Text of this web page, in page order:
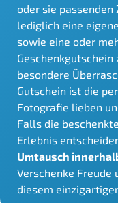
oder sie
lediglich eine
sowie eine oder
besondere
Gutschein ist die
Fotografie lieben
Falls die
Erlebnis
Umtausch
Verschenke Freude
diesem